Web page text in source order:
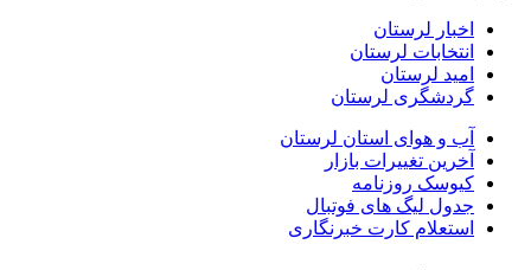
اخبار لرستان
انتخابات لرستان
امید لرستان
گردشگری لرستان
آب و هوای استان لرستان
آخرین تغییرات بازار
کیوسک روزنامه
جدول لیگ های فوتبال
استعلام کارت خبرنگاری